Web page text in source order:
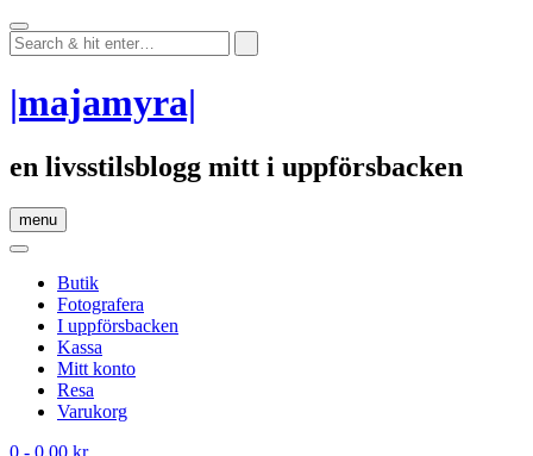
Skip
to
content
|majamyra|
en livsstilsblogg mitt i uppförsbacken
menu
Butik
Fotografera
I uppförsbacken
Kassa
Mitt konto
Resa
Varukorg
0 - 0,00 kr